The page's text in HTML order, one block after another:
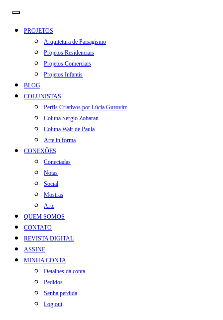
PROJETOS
Arquitetura de Paisagismo
Projetos Residenciais
Projetos Comerciais
Projetos Infantis
BLOG
COLUNISTAS
Perfis Criativos por Lúcia Gurovitz
Coluna Sergio Zobaran
Coluna Wair de Paula
Arte.in.forma
CONEXÕES
Conectadas
Notas
Social
Mostras
Arte
QUEM SOMOS
CONTATO
REVISTA DIGITAL
ASSINE
MINHA CONTA
Detalhes da conta
Pedidos
Senha perdida
Log out